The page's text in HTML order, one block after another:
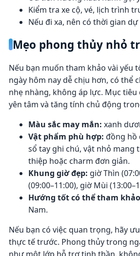
Kiểm tra xe cộ, vé, lịch trình
Nếu đi xa, nên có thời gian
Mẹo phong thủy nhỏ
Nếu bạn muốn tham khảo vài yếu
ngày hôm nay dễ chịu hơn, có thể
nhẹ nhàng, không áp lực. Mục tiêu
yên tâm và tăng tính chủ động
Màu sắc may mắn: xanh
Vật phẩm phù hợp: đồng hồ
sổ tay ghi chú, vật nhỏ mang
thiệp hoặc charm đơn giản.
Khung giờ đẹp: giờ Thìn
(09:00–11:00), giờ Mùi
Hướng tốt có thể tham
Nam.
Nếu bạn có việc quan trọng, hãy
thực tế trước. Phong thủy trong
như một lớp hỗ trợ tinh thần,